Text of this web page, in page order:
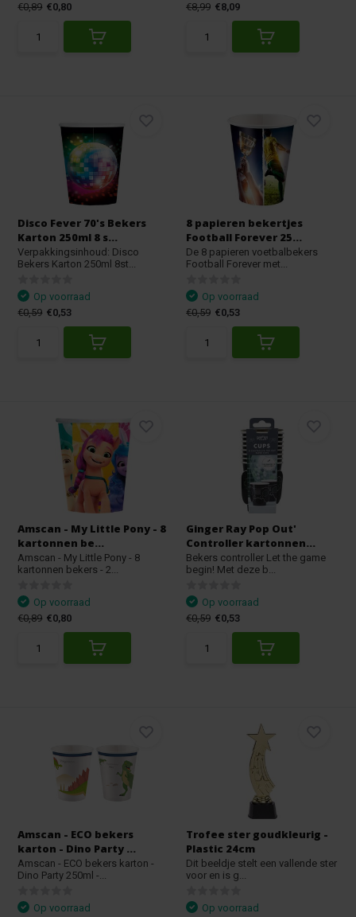
€0,89 €0,80
€8,99 €8,09
Disco Fever 70's Bekers
Karton 250ml 8 s...
Verpakkingsinhoud: Disco
Bekers Karton 250ml 8st...
Op voorraad
€0,59 €0,53
8 papieren bekertjes
Football Forever 25...
De 8 papieren voetbalbekers
Football Forever met...
Op voorraad
€0,59 €0,53
Amscan - My Little Pony - 8
kartonnen be...
Amscan - My Little Pony - 8
kartonnen bekers - 2...
Op voorraad
€0,89 €0,80
Ginger Ray Pop Out'
Controller kartonnen...
Bekers controller Let the game
begin! Met deze b...
Op voorraad
€0,59 €0,53
Amscan - ECO bekers
karton - Dino Party ...
Amscan - ECO bekers karton -
Dino Party 250ml -...
Op voorraad
Trofee ster goudkleurig -
Plastic 24cm
Dit beeldje stelt een vallende ster
voor en is g...
Op voorraad